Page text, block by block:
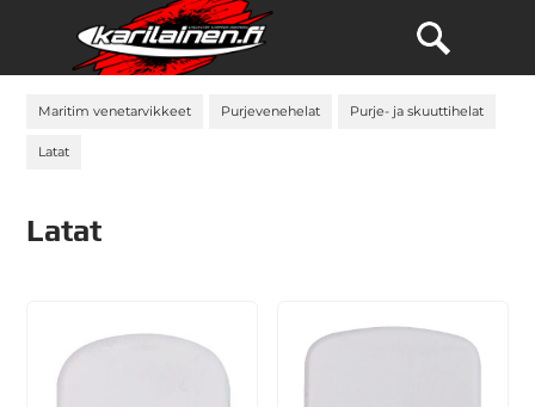
Maritim venetarvikkeet Purjevenehelat Purje- ja skuuttihelat
Latat
Latat